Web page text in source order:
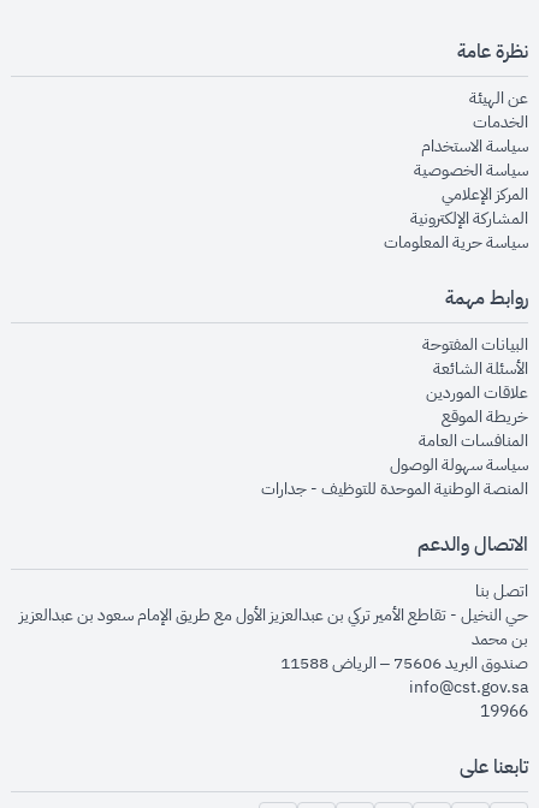
نظرة عامة
عن الهيئةopens in new window
الخدماتopens in new window
سياسة الاستخدام
سياسة الخصوصيةopens in new window
المركز الإعلاميopens in new window
المشاركة الإلكترونيةopens in new window
سياسة حرية المعلوماتopens in new window
روابط مهمة
البيانات المفتوحةopens in new window
الأسئلة الشائعةopens in new window
علاقات الموردينopens in new window
خريطة الموقعopens in new window
المنافسات العامةopens in new window
سياسة سهولة الوصولopens in new window
المنصة الوطنية الموحدة للتوظيف - جداراتopens in new window
الاتصال والدعم
اتصل بنا
حي النخيل - تقاطع الأمير تركي بن عبدالعزيز الأول مع طريق الإمام سعود بن عبدالعزيز
بن محمد
صندوق البريد 75606 – الرياض 11588
info@cst.gov.sa
19966
تابعنا على